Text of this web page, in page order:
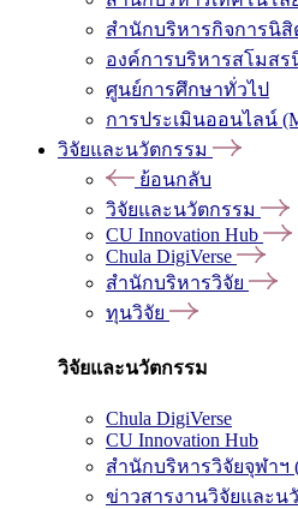
สำนักบริหารกิจการนิสิ
องค์การบริหารสโมสร
ศูนย์การศึกษาทั่วไป
การประเมินออนไลน์
วิจัยและนวัตกรรม
ย้อนกลับ
วิจัยและนวัตกรรม
CU Innovation Hub
Chula DigiVerse
สำนักบริหารวิจัย
ทุนวิจัย
วิจัยและนวัตกรรม
Chula DigiVerse
CU Innovation Hub
สำนักบริหารวิจัยจุฬาฯ
ข่าวสารงานวิจัยและน